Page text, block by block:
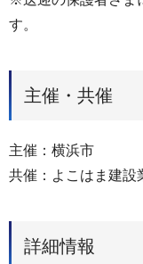
す。
主催・共催
主催：横浜市
共催：よこはま建設
詳細情報